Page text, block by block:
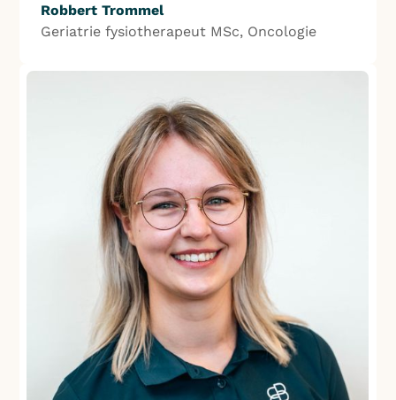
Robbert Trommel
Geriatrie fysiotherapeut MSc, Oncologie